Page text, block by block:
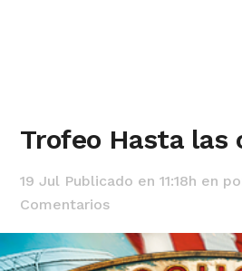
Trofeo Hasta las
19 Jul Publicado en 11:18h en
Comentarios